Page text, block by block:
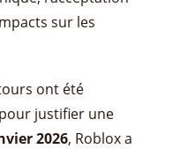
sur les
ont été
justifier une
2026, Roblox a